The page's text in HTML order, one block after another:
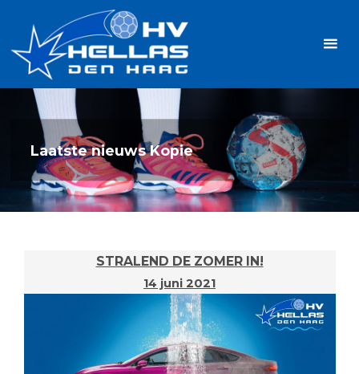
inhoud
Laatste nieuws Kopie
STRALEND DE ZOMER IN!
14 juni 2021